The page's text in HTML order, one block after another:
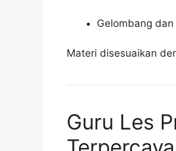
Gelombang
Materi disesuaikan
Guru Les